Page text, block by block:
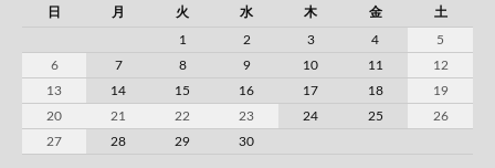
日
月 火 水 木 金 土
1 2 3 4
5
6
7 8 9 10 11
12
13
14 15 16 17 18
19
20
21 22 23 24 25
26
27
28 29 30